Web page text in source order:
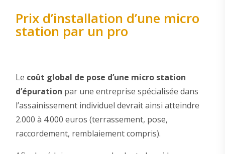
Prix d’installation d’une micro
station par un pro
Le coût global de pose d’une micro station
d’épuration par une entreprise spécialisée dans
l’assainissement individuel devrait ainsi atteindre
2.000 à 4.000 euros (terrassement, pose,
raccordement, remblaiement compris).